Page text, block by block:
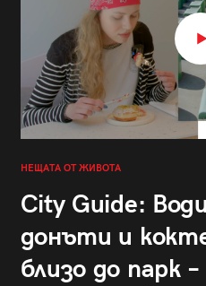
НЕЩАТА ОТ ЖИВОТА
City Guide:
донъти и
близо до парк